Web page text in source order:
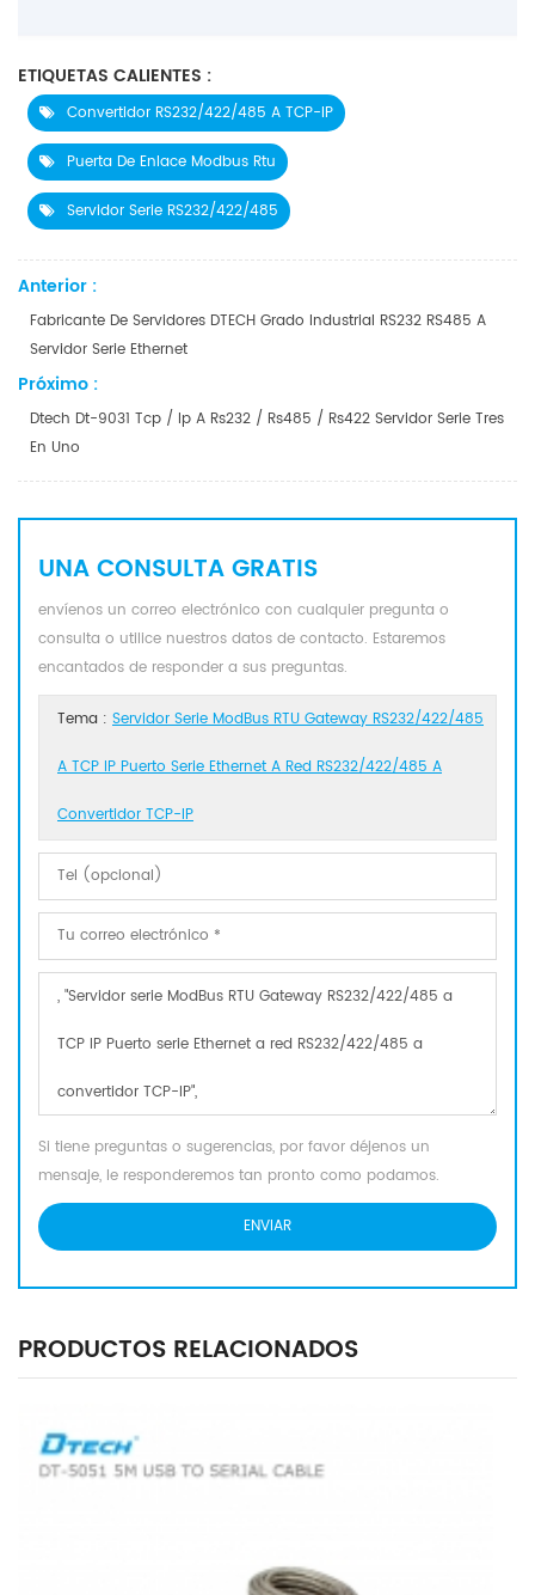
ETIQUETAS CALIENTES :
Convertidor RS232/422/485 A TCP-IP
Puerta De Enlace Modbus Rtu
Servidor Serie RS232/422/485
Anterior :
Fabricante De Servidores DTECH Grado Industrial RS232 RS485 A
Servidor Serie Ethernet
Próximo :
Dtech Dt-9031 Tcp / Ip A Rs232 / Rs485 / Rs422 Servidor Serie Tres
En Uno
UNA CONSULTA GRATIS
envíenos un correo electrónico con cualquier pregunta o
consulta o utilice nuestros datos de contacto. Estaremos
encantados de responder a sus preguntas.
Tema : Servidor Serie ModBus RTU Gateway RS232/422/485
A TCP IP Puerto Serie Ethernet A Red RS232/422/485 A
Convertidor TCP-IP
Si tiene preguntas o sugerencias, por favor déjenos un
mensaje, le responderemos tan pronto como podamos.
PRODUCTOS RELACIONADOS